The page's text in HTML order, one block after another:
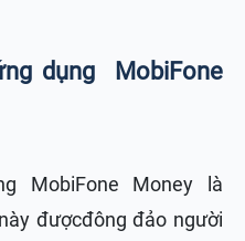
dụng
MobiFone
MobiFone Money là
đượcđông đảo người